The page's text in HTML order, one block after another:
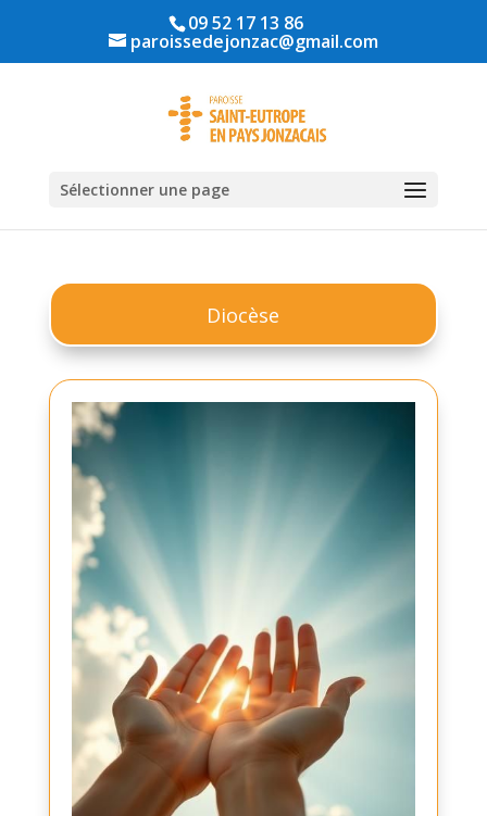
09 52 17 13 86
paroissedejonzac@gmail.com
Sélectionner une page
Diocèse